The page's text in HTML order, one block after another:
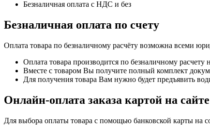
Безналичная оплата с НДС и без
Безналичная оплата по счету
Оплата товара по безналичному расчёту возможна всеми
Оплата товара производится по безналичному расчету
Вместе с товаром Вы получите полный комплект
Для получения товара Вам нужно будет предъявить
Онлайн-оплата заказа картой на сайте
Для выбора оплаты товара с помощью банковской карты на